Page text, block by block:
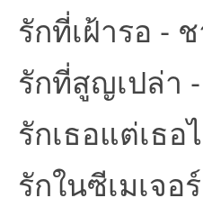
รักที่เฝ้ารอ -
รักที่สูญเปล่า
รักเธอแต่เธ
รักในซีเมเจอ